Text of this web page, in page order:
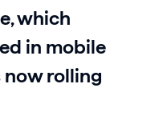
which
in mobile
now rolling